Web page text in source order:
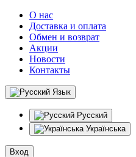
О нас
Доставка и оплата
Обмен и возврат
Акции
Новости
Контакты
Язык
Русский
Українська
Вход